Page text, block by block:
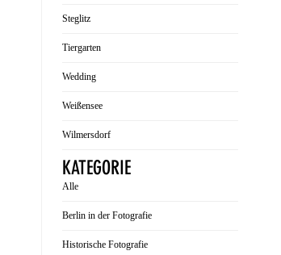
Steglitz
Tiergarten
Wedding
Weißensee
Wilmersdorf
KATEGORIE
Alle
Berlin in der Fotografie
Historische Fotografie